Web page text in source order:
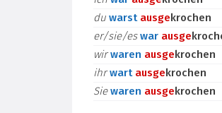
du warst ausgekrochen
er/sie/eswar ausge
wirwaren ausgekrochen
ihrwart ausgekrochen
Siewaren ausgekrochen